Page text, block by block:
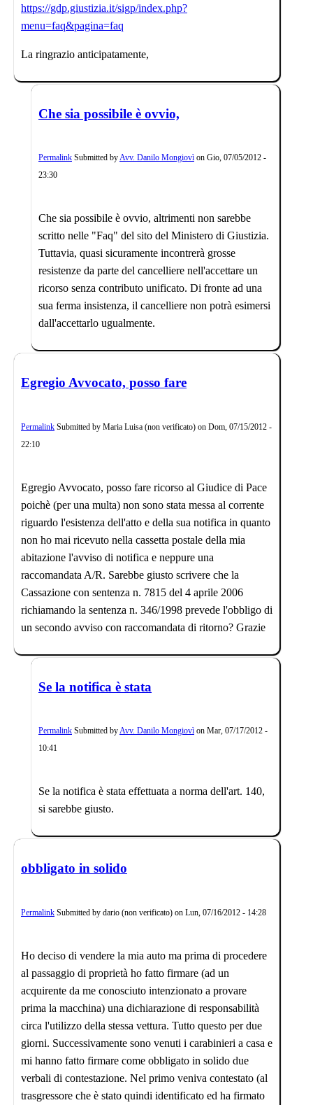
https://gdp.giustizia.it/sigp/index.php?
menu=faq&pagina=faq
La ringrazio anticipatamente,
Che sia possibile è ovvio,
Permalink Submitted byAvv. Danilo Mongiovì on Gio, 07/05/2012 -
23:30
Che sia possibile è ovvio, altrimenti non sarebbe
scritto nelle "Faq" del sito del Ministero di Giustizia.
Tuttavia, quasi sicuramente incontrerà grosse
resistenze da parte del cancelliere nell'accettare un
ricorso senza contributo unificato. Di fronte ad una
sua ferma insistenza, il cancelliere non potrà esimersi
dall'accettarlo ugualmente.
Egregio Avvocato, posso fare
Permalink Submitted by Maria Luisa (non verificato) on Dom, 07/15/2012 -
22:10
Egregio Avvocato, posso fare ricorso al Giudice di Pace
poichè (per una multa) non sono stata messa al corrente
riguardo l'esistenza dell'atto e della sua notifica in quanto
non ho mai ricevuto nella cassetta postale della mia
abitazione l'avviso di notifica e neppure una
raccomandata A/R. Sarebbe giusto scrivere che la
Cassazione con sentenza n. 7815 del 4 aprile 2006
richiamando la sentenza n. 346/1998 prevede l'obbligo di
un secondo avviso con raccomandata di ritorno? Grazie
Se la notifica è stata
Permalink Submitted byAvv. Danilo Mongiovì on Mar, 07/17/2012 -
10:41
Se la notifica è stata effettuata a norma dell'art. 140,
si sarebbe giusto.
obbligato in solido
Permalink Submitted by dario (non verificato) on Lun, 07/16/2012 - 14:28
Ho deciso di vendere la mia auto ma prima di procedere
al passaggio di proprietà ho fatto firmare (ad un
acquirente da me conosciuto intenzionato a provare
prima la macchina) una dichiarazione di responsabilità
circa l'utilizzo della stessa vettura. Tutto questo per due
giorni. Successivamente sono venuti i carabinieri a casa e
mi hanno fatto firmare come obbligato in solido due
verbali di contestazione. Nel primo veniva contestato (al
trasgressore che è stato quindi identificato ed ha firmato